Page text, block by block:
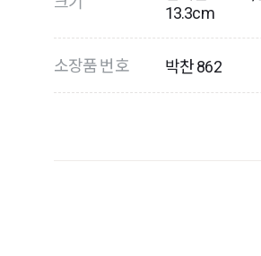
13.3cm
소장품 번호 박찬 862